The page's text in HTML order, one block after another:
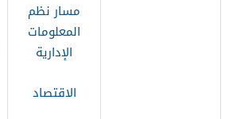
مسار نظم
المعلومات
الإدارية
الاقتصاد